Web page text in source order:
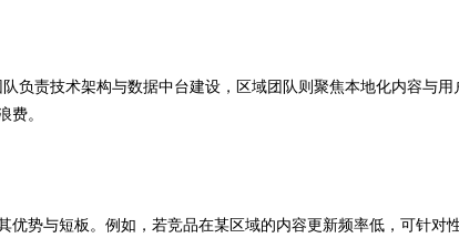
负责技术架构与数据中台建设，区域团队则聚焦本地化内容与用
费。
势与短板。例如，若竞品在某区域的内容更新频率低，可针对